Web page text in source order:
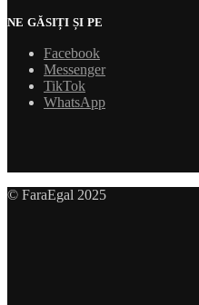
NE GĂSIȚI ȘI PE
Facebook
Messenger
TikTok
WhatsApp
© FaraEgal 2025